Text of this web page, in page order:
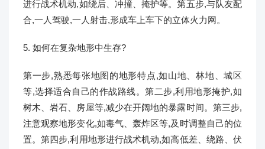
进行战术机动,如绕后、冲撞、掩护等。第五步,与队友配
合,一人驾驶,一人射击,形成车上车下的立体火力网。
5. 如何在复杂地形中生存?
第一步,熟悉每张地图的地形特点,如山地、林地、城区
等,选择适合自己的作战路线。第二步,利用地形掩护,如
树木、岩石、房屋等,减少在开阔地的暴露时间。第三步,
注意观察地形变化,如毒气、轰炸区等,及时调整自己的位
置。第四步,利用地形进行战术机动,如高低差、绕路、伏